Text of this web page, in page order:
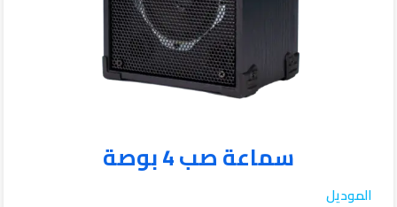
سماعة صب 4 بوصة
الموديل